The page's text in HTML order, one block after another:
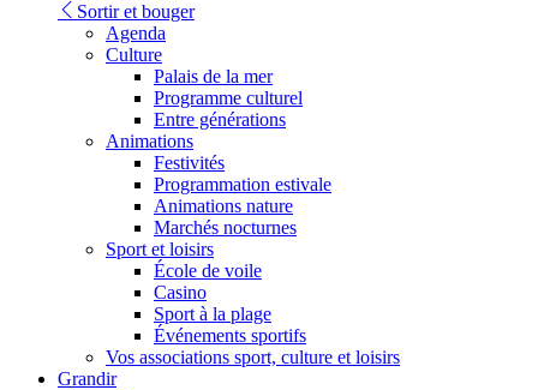
Sortir et bouger
Agenda
Culture
Palais de la mer
Programme culturel
Entre générations
Animations
Festivités
Programmation estivale
Animations nature
Marchés nocturnes
Sport et loisirs
École de voile
Casino
Sport à la plage
Événements sportifs
Vos associations sport, culture et loisirs
Grandir